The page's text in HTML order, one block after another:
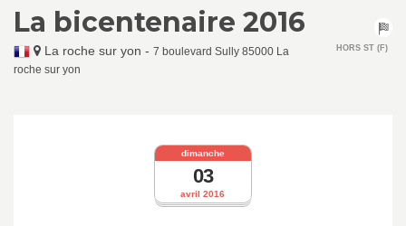
La bicentenaire 2016
La roche sur yon - 7 boulevard Sully 85000 La
roche sur yon
HORS ST (F)
avril 2016
dimanche
03